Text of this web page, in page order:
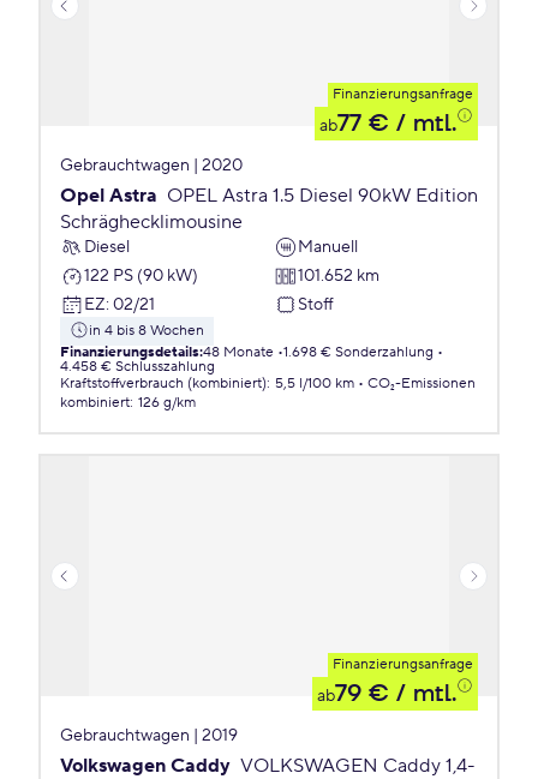
Finanzierungsanfrage
ab77 € / mtl.
Gebrauchtwagen | 2020
Opel Astra OPEL Astra 1.5 Diesel 90kW Edition
Schräghecklimousine
Diesel
Manuell
122 PS (90 kW)
101.652 km
EZ: 02/21 Stoff
in 4 bis 8 Wochen
Finanzierungsdetails:48 Monate 1.698 € Sonderzahlung
4.458 € Schlusszahlung
Kraftstoffverbrauch (kombiniert): 5,5 l/100 km
CO₂-Emissionen
kombiniert: 126 g/km
Finanzierungsanfrage
ab79 € / mtl.
Gebrauchtwagen | 2019
Volkswagen Caddy VOLKSWAGEN Caddy 1,4-